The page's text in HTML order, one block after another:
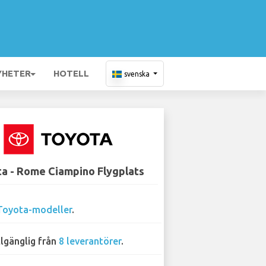
HOTELL svenska
- Rome Ciampino Flygplats
modeller.
från 8 leverantörer.